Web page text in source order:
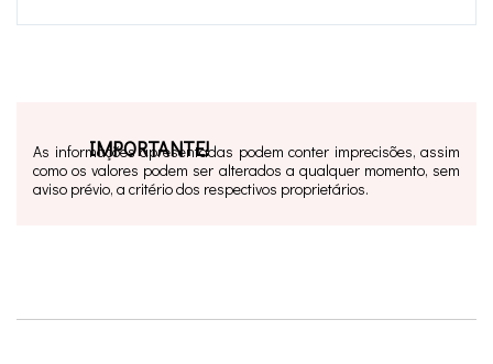
IMPORTANTE!
As informações apresentadas podem conter imprecisões, assim
como os valores podem ser alterados a qualquer momento, sem
aviso prévio, a critério dos respectivos proprietários.